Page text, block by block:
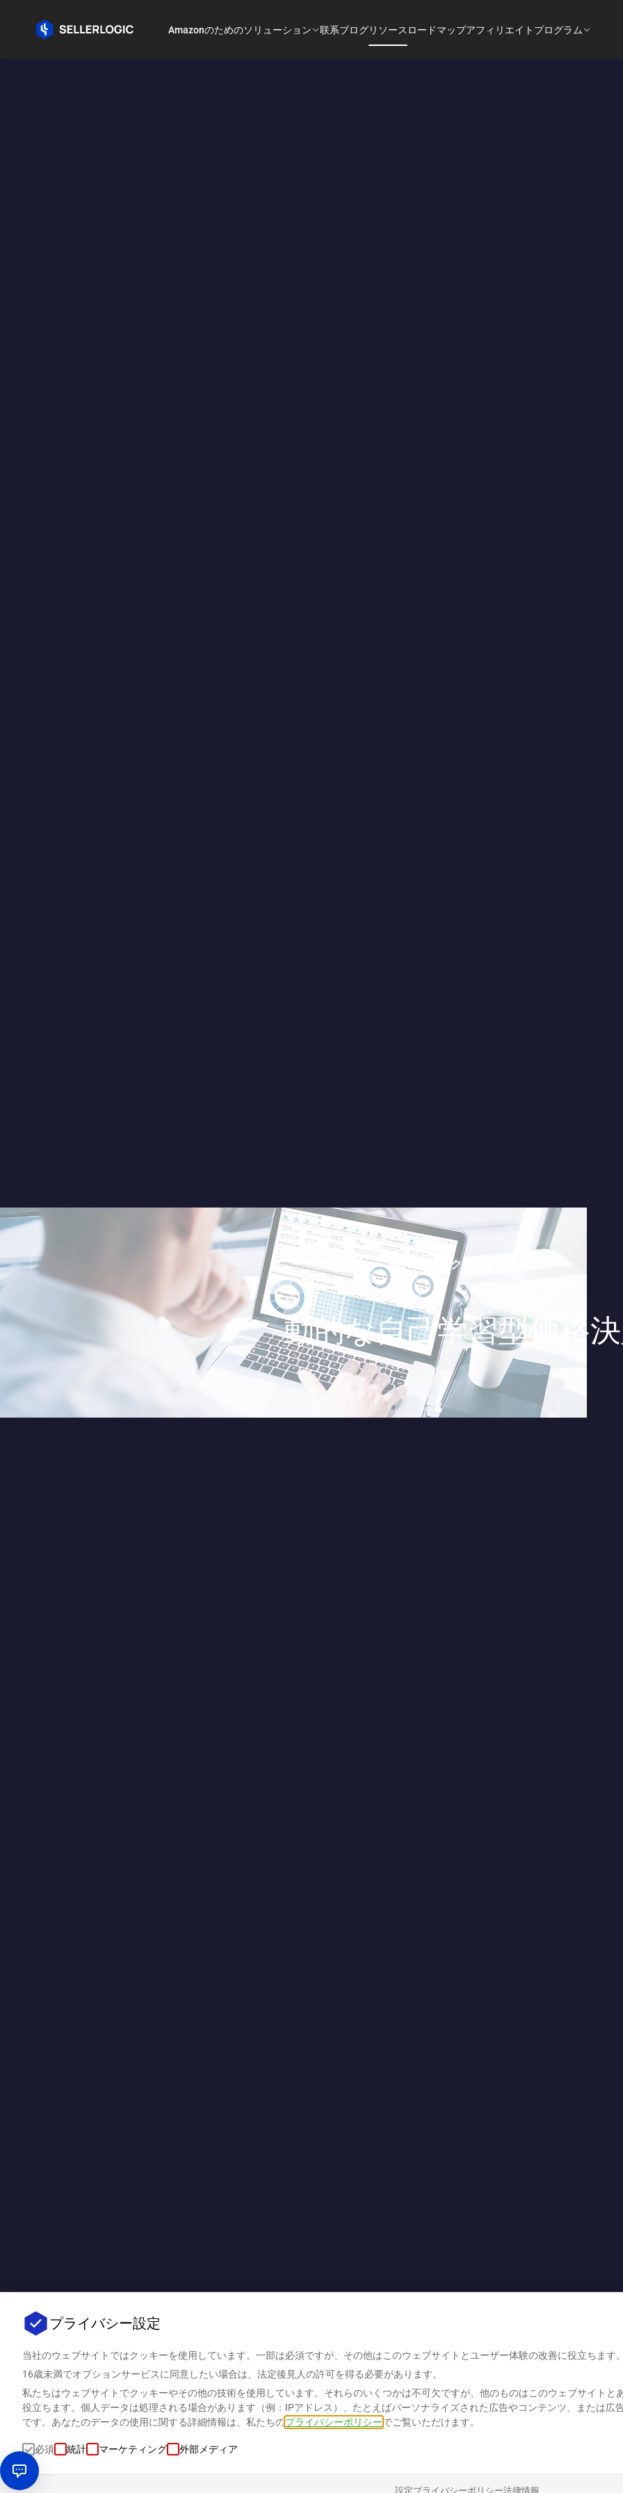
Amazonのためのソリューション 联系ブログリソース ロードマップアフィリエイトプログラム
ファクトシート
動的な自己学習型価格
プライバシー設定
当社のウェブサイトではクッキーを使用しています。一部は必須ですが、その他はこのウェブサイトとユーザー体験の改善に役立ちます
16歳未満でオプションサービスに同意したい場合は、法定後見人の許可を得る必要があります。
私たちはウェブサイトでクッキーやその他の技術を使用しています。それらのいくつかは不可欠ですが、他のものはこのウェブサイトと
役立ちます。個人データは処理される場合があります（例：IPアドレス）、たとえばパーソナライズされた広告やコンテンツ、または広
です。あなたのデータの使用に関する詳細情報は、私たちの プライバシーポリシー でご覧いただけます。
必須 統計 マーケティング 外部メディア
設定プライバシーポリシー法律情報